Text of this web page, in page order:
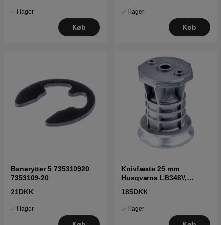
I lager
Køb
I lager
Køb
Banerytter 5 735310920
7353109-20
21DKK
I lager
Knivfæste 25 mm
Husqvarna LB348V,
m.fl
185DKK
I lager